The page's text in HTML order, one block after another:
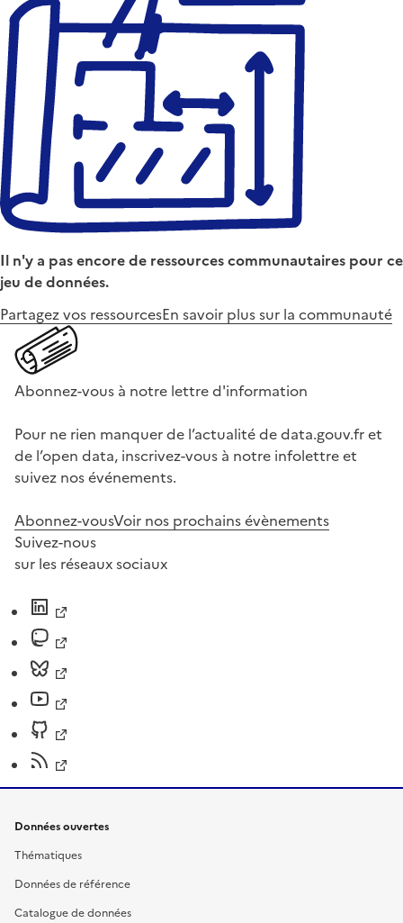
Il n'y a pas encore de ressources communautaires pour ce
jeu de données.
Partagez vos ressourcesEn savoir plus sur la communauté
Abonnez-vous à notre lettre d'information
Pour ne rien manquer de l’actualité de data.gouv.fr et
de l’open data, inscrivez-vous à notre infolettre et
suivez nos événements.
Abonnez-vousVoir nos prochains évènements
Suivez-nous
sur les réseaux sociaux
Données ouvertes
Thématiques
Données de référence
Catalogue de données